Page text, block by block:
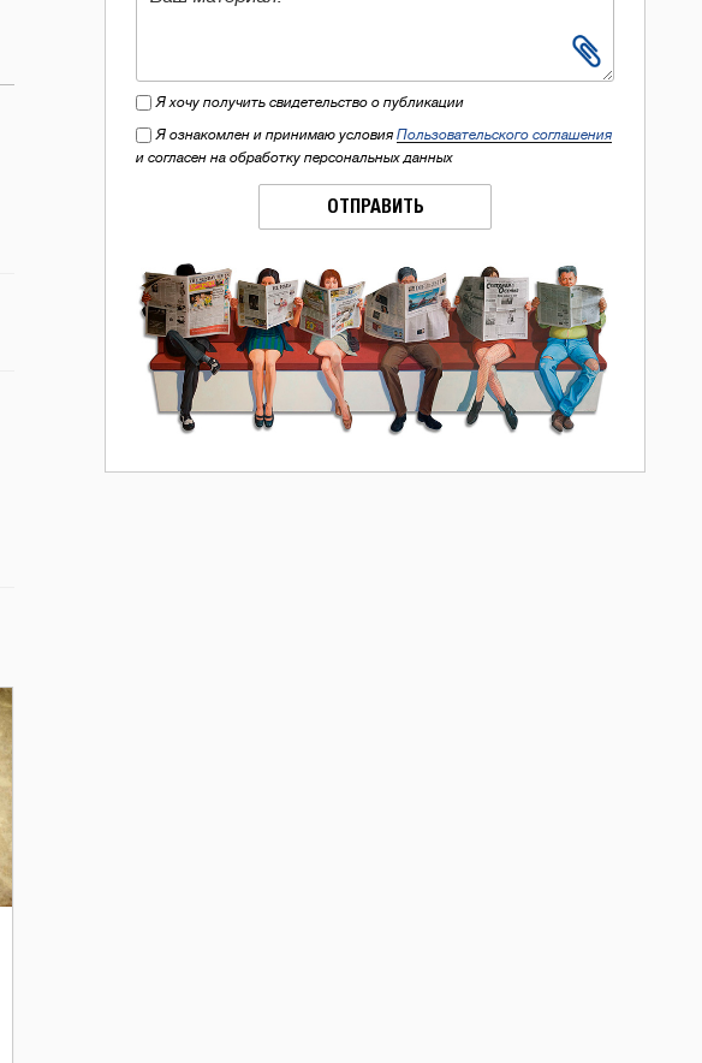
Я хочу получить свидетельство о публикации
Я ознакомлен и принимаю условия Пользовательского соглашения
и согласен на обработку персональных данных
ОТПРАВИТЬ